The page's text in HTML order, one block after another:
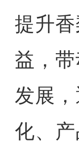
提升
益，
发展
化、